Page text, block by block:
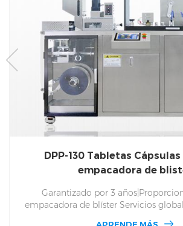
DPP-130 Tabletas
empacadora de
Garantizado por 3
empacadora de blíster Servicios